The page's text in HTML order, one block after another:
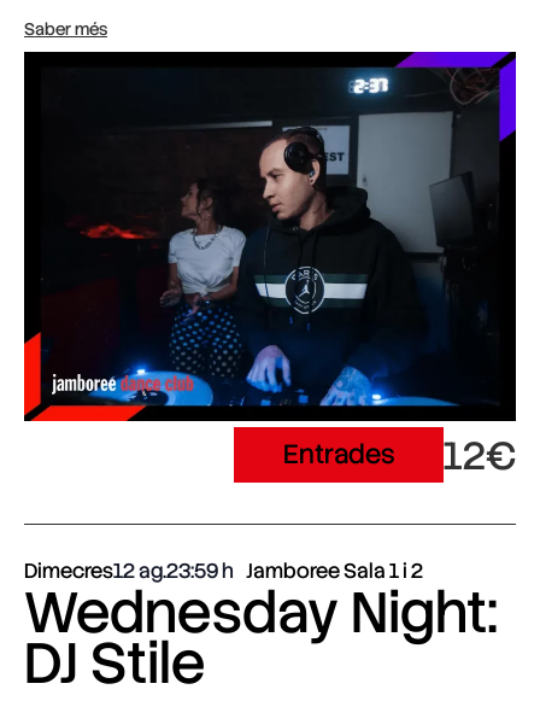
Saber més
Entrades 12€
Dimecres12 ag.23:59 Jamboree Sala 1 i 2
Wednesday Night:
DJ Stile